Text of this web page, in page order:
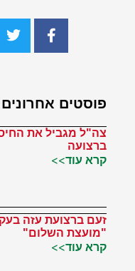
פוסטים אחרונים
צה"ל מגביל את
ברצועה
קרא עוד>>
זעם ברצועת עזה
"מועצת השלום"
קרא עוד>>